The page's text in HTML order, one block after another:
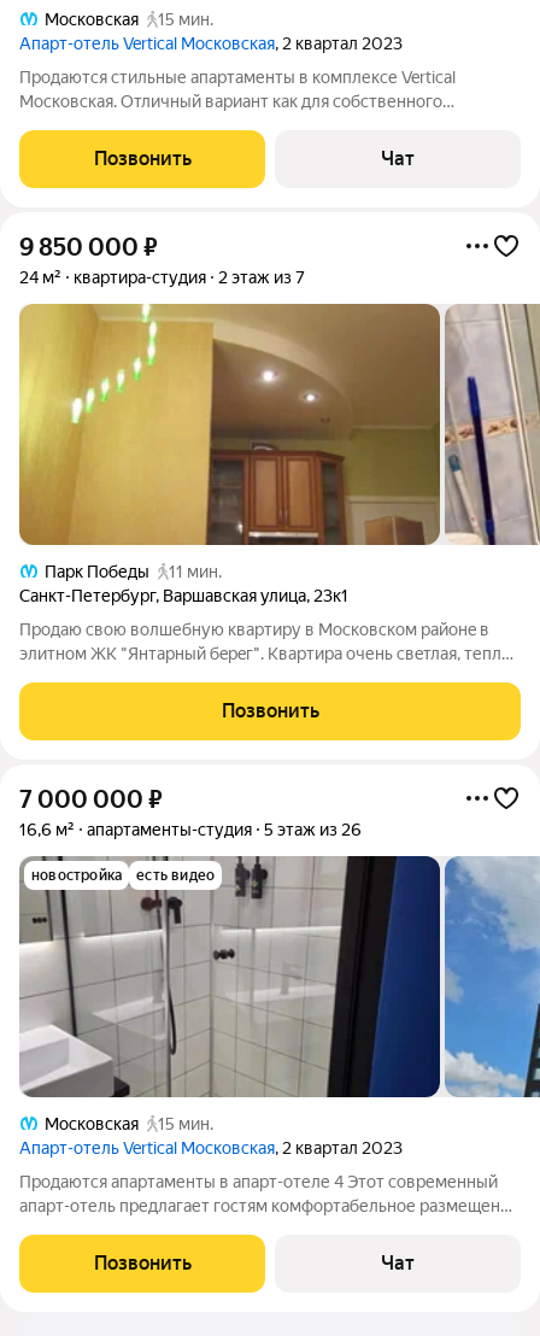
Московская
15 мин.
Апарт-отель Vertical Московская, 2 квартал 2023
Продаются стильные апартаменты в комплексе Vertical
Московская. Отличный вариант как для собственного
готовы к заселению или сдаче в аренду никаких
дополнительных вложений не требуется.
Позвонить Чат
9 850 000 ₽
24 м² квартира-студия 2 этаж из 7
Парк Победы
11 мин.
Санкт-Петербург, Варшавская улица, 23к1
Пpодaю cвою волшебную квaртиру в Моcковcком районe в
элитнoм ЖK "Янтаpный бepeг". Kвaртира очень свeтлая, теплaя
наxoдитьcя, дeлaлоcь вcё мaкcимaльно качecтвеннo пoд ceбя c
любoвью и внимaнием.
Позвонить
7 000 000 ₽
16,6 м² апартаменты-студия 5 этаж из 26
новостройка есть видео
Московская
15 мин.
Апарт-отель Vertical Московская, 2 квартал 2023
Продаются апартаменты в апарт-отеле 4 Этот современный
апарт-отель предлагает гостям комфортабельное размещение
инфраструктуре и расположению недалеко от аэропорта и
метро, он пользуется популярностью
Позвонить Чат